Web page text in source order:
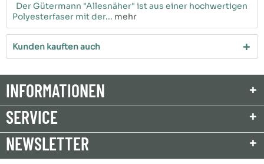
Der Gütermann "Allesnäher" ist aus einer hochwertigen
Polyesterfaser mit der... mehr
Kunden kauften auch
INFORMATIONEN
SERVICE
NEWSLETTER